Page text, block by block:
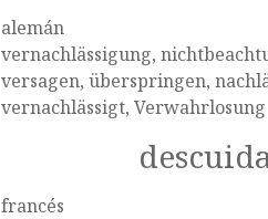
alemán
vernachlässigung,
versagen, überspringen,
vernachlässigt, Verwahrlosung
francés